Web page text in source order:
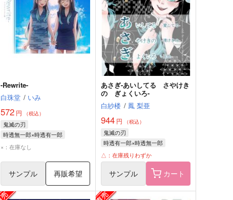
-Rewrite-
白珠堂 / いみ
572 円 （税込）
鬼滅の刃
時透無一郎×時透有一郎
時透無一郎
×：在庫なし
サンプル 再販希望
あさぎ-あいしてる さやけき
の ぎょくいろ-
白紗楼 / 鳳 梨亜
944 円 （税込）
鬼滅の刃
時透有一郎×時透無一郎
時透有一郎
時透無一郎
△：在庫残りわずか
サンプル カート